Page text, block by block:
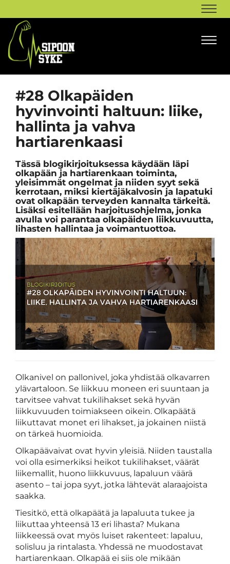
#28 Olkapäiden
hyvinvointi haltuun: liike,
hallinta ja vahva
hartiarenkaasi​​​​​​​
Tässä blogikirjoituksessa käydään läpi
olkapään ja hartiarenkaan toiminta,
yleisimmät ongelmat ja niiden syyt sekä
kerrotaan, miksi kiertäjäkalvosin ja lapatuki
ovat olkapään terveyden kannalta tärkeitä.
Lisäksi esitellään harjoitusohjelma, jonka
avulla voi parantaa olkapäiden liikkuvuutta,
lihasten hallintaa ja voimantuottoa.
Olkanivel on pallonivel, joka yhdistää olkavarren
ylävartaloon. Se liikkuu moneen eri suuntaan ja
tarvitsee vahvat tukilihakset sekä hyvän
liikkuvuuden toimiakseen oikein. Olkapäätä
liikuttavat monet eri lihakset, ja jokainen niistä
on tärkeä huomioida.
Olkapäävaivat ovat hyvin yleisiä. Niiden taustalla
voi olla esimerkiksi heikot tukilihakset, väärät
liikemallit, huono liikkuvuus, lapaluun väärä
asento – tai jopa syyt, jotka lähtevät alaraajoista
saakka.
Tiesitkö, että olkapäätä ja lapaluuta tukee ja
liikuttaa yhteensä 13 eri lihasta? Mukana
liikkeessä ovat myös luiset rakenteet: lapaluu,
solisluu ja rintalasta. Yhdessä ne muodostavat
hartiarenkaan. Olkapää ei siis ole mikään